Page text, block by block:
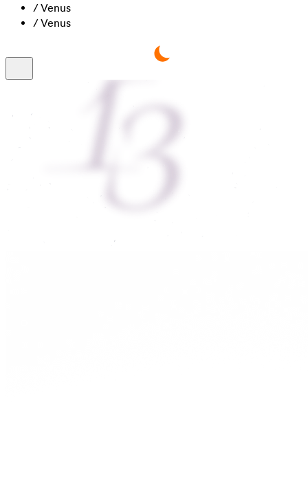
/Venus
/Venus